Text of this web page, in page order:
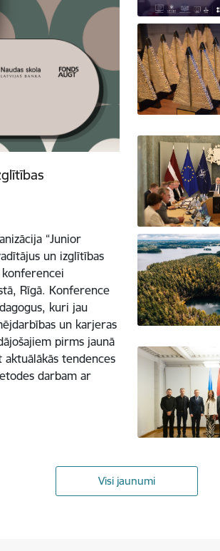
“Junior
un izglītības
Rīgā. Konference
kuri jau
un karjeras
pirms jaunā
tendences
darbam ar
Visi jaunumi